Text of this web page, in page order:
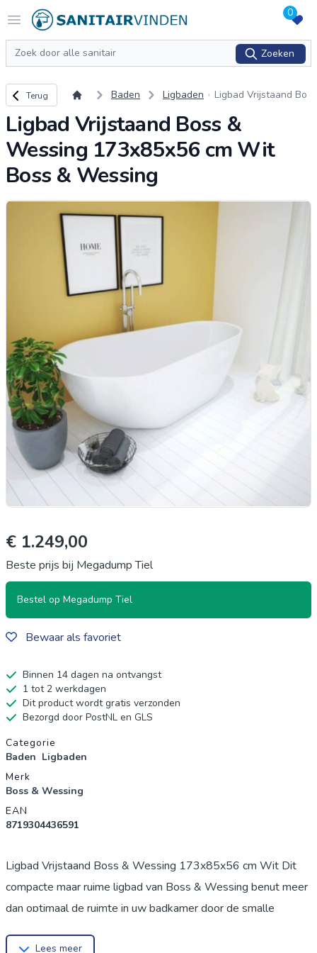
Open menu
Logo sanitairvinden.nl 0
Zoeken
Zoeken
Terug naar overzicht
Terug Baden Ligbaden
Ligbad Vrijstaand Bo
5x56 cm Wit Boss &
Ligbad Vrijstaand Boss &
Wessing 173x85x56 cm Wit
Boss & Wessing
€ 1.249,00
Beste prijs bij Megadump Tiel
Bestel op Megadump Tiel
Bewaar als favoriet
Binnen 14 dagen na ontvangst
1 tot 2 werkdagen
Dit product wordt gratis verzonden
Bezorgd door PostNL en GLS
Productgegevens
Categorie
Baden Ligbaden
Merk
Boss & Wessing
EAN
8719304436591
Ligbad Vrijstaand Boss & Wessing 173x85x56 cm Wit Dit
compacte maar ruime ligbad van Boss & Wessing benut meer
dan optimaal de ruimte in uw badkamer door de smalle
Lees meer